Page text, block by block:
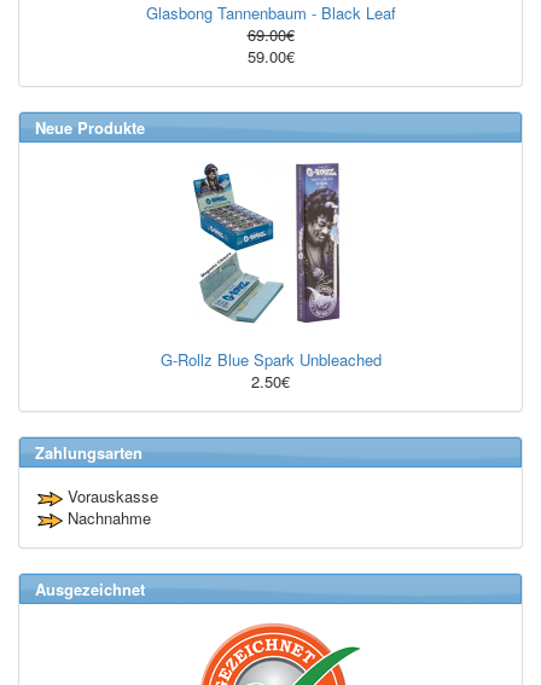
Glasbong Tannenbaum - Black Leaf
69.00€
59.00€
Neue Produkte
G-Rollz Blue Spark Unbleached
2.50€
Zahlungsarten
Vorauskasse
Nachnahme
Ausgezeichnet